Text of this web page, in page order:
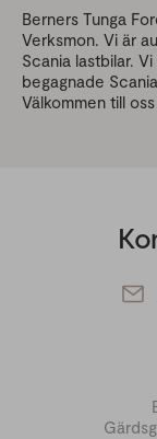
Berners Tunga
Verksmon. Vi är
Scania lastbilar.
begagnade
Välkommen till